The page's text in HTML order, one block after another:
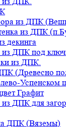
из ДПК
из ДПК
декинга
из ДПК под ключ
из ДПК.
(Древесно
Успенском
Графит
из ДПК для
ДПК (Вяземы)